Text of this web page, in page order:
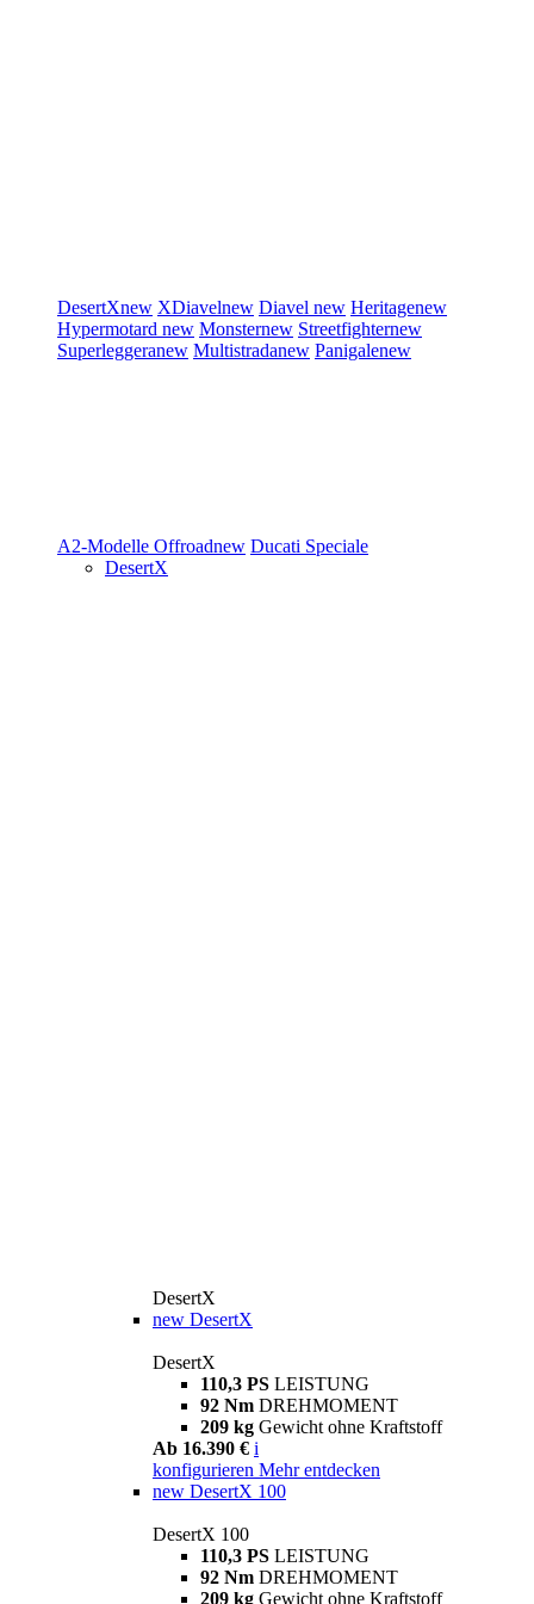
DesertXnew XDiavelnew Diavel new Heritagenew
Hypermotard new Monsternew Streetfighternew
Superleggeranew Multistradanew Panigalenew
A2-Modelle Offroadnew Ducati Speciale
DesertX
DesertX
new DesertX
DesertX
110,3 PS LEISTUNG
92 Nm DREHMOMENT
209 kg Gewicht ohne Kraftstoff
Ab 16.390 € i
konfigurieren Mehr entdecken
new DesertX 100
DesertX 100
110,3 PS LEISTUNG
92 Nm DREHMOMENT
209 kg Gewicht ohne Kraftstoff